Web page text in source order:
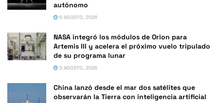
autónomo
6 AGOSTO, 2026
NASA integró los módulos de Orion para
Artemis III y acelera el próximo vuelo tripulado
de su programa lunar
5 AGOSTO, 2026
China lanzó desde el mar dos satélites que
observarán la Tierra con inteligencia artificial